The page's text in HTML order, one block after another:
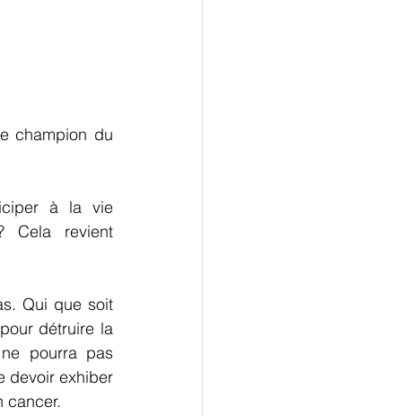
champion du
à la vie
Cela revient
Qui que soit
détruire la
pourra pas
devoir exhiber
cancer.